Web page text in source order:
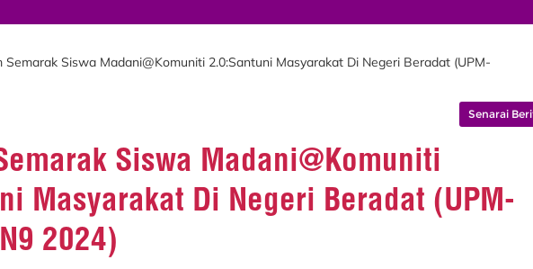
Semarak Siswa Madani@Komuniti 2.0:Santuni Masyarakat Di Negeri Beradat (UPM-
Senarai
Siswa Madani@Komuniti
Masyarakat Di Negeri Beradat (UPM-
2024)